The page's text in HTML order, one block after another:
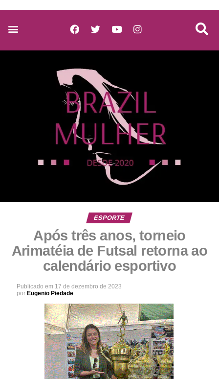
ESPORTE
Após três anos, torneio
Arimatéia de Futsal retorna ao
calendário esportivo
Publicado em 17 de dezembro de 2023
por Eugenio Piedade